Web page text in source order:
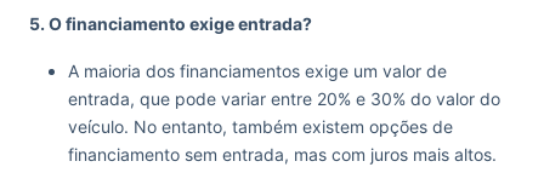
5. O financiamento exige entrada?
A maioria dos financiamentos exige um valor de
entrada, que pode variar entre 20% e 30% do valor do
veículo. No entanto, também existem opções de
financiamento sem entrada, mas com juros mais altos.